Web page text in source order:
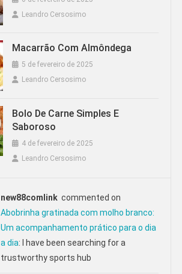
Leandro Cersosimo
Macarrão Com Almôndega
5 de fevereiro de 2025
Leandro Cersosimo
Bolo De Carne Simples E
Saboroso
4 de fevereiro de 2025
Leandro Cersosimo
new88comlink commented on
Abobrinha gratinada com molho branco:
Um acompanhamento prático para o dia
a dia: I have been searching for a
trustworthy sports hub